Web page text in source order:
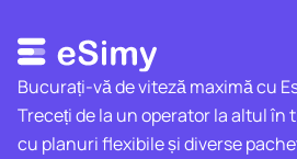
Bucurați-vă de viteză maximă cu
Treceți de la un operator la altul în
cu planuri flexibile și diverse